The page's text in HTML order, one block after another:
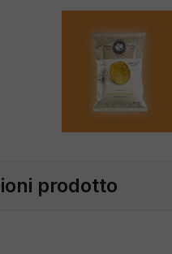
prodotto